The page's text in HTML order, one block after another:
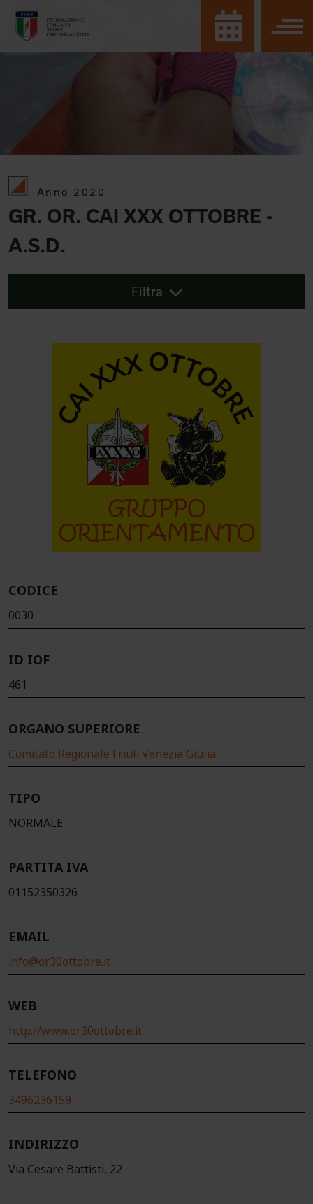
Anno 2020
GR. OR. CAI XXX OTTOBRE -
A.S.D.
Filtra
CODICE
0030
ID IOF
461
ORGANO SUPERIORE
Comitato Regionale Friuli Venezia Giulia
TIPO
NORMALE
PARTITA IVA
01152350326
EMAIL
info@or30ottobre.it
WEB
http://www.or30ottobre.it
TELEFONO
3496236159
INDIRIZZO
Via Cesare Battisti, 22